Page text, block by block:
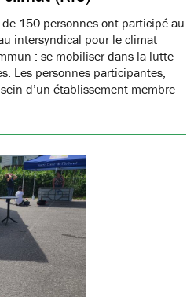
150 personnes ont participé au
intersyndical pour le climat
: se mobiliser dans la lutte
Les personnes participantes,
d’un établissement membre